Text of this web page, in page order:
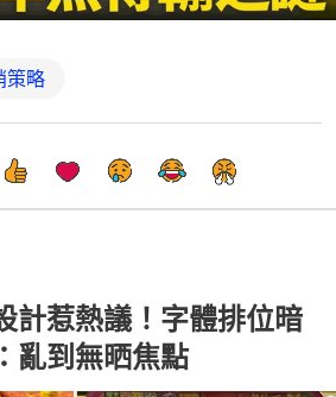
策略
計惹熱議！字體排位暗
亂到無晒焦點